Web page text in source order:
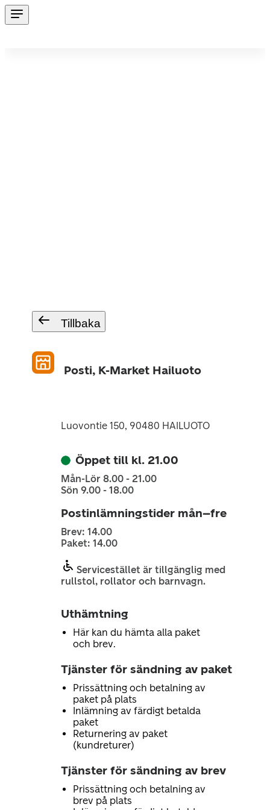
Tillbaka
Posti, K-Market Hailuoto
Luovontie 150, 90480 HAILUOTO
Öppet till kl. 21.00
Mån-Lör 8.00 - 21.00
Sön 9.00 - 18.00
Postinlämningstider mån–fre
Brev: 14.00
Paket: 14.00
Servicestället är tillgänglig med
rullstol, rollator och barnvagn.
Uthämtning
Här kan du hämta alla paket
och brev.
Tjänster för sändning av paket
Prissättning och betalning av
paket på plats
Inlämning av färdigt betalda
paket
Returnering av paket
(kundreturer)
Tjänster för sändning av brev
Prissättning och betalning av
brev på plats